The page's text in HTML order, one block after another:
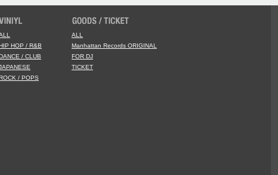
HOP / R&B
/ CLUB
/ POPS
ALL
Manhattan Records ORIGINAL
FOR DJ
TICKET